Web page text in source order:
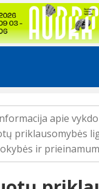
apie
priklausomybės
ir